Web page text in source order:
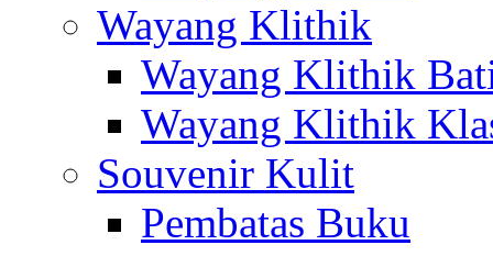
Wayang Klithik
Wayang Klithik
Wayang Klithik
Souvenir Kulit
Pembatas Buku